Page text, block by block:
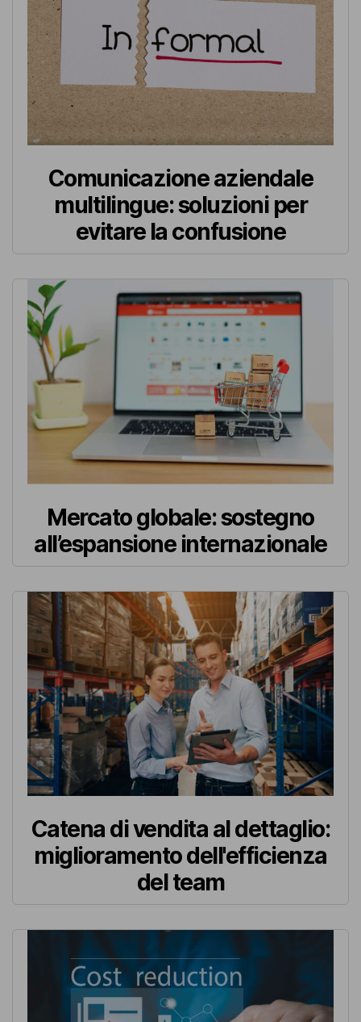
Comunicazione aziendale
multilingue: soluzioni per
evitare la confusione
Mercato globale: sostegno
all’espansione internazionale
Catena di vendita al dettaglio:
miglioramento dell'efficienza
del team